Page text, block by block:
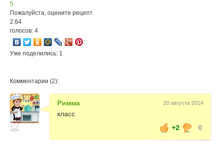
5
Пожалуйста, оцените рецепт
2.64
голосов: 4
Уже поделились: 1
Комментарии (2):
Римма 20 августа 2014
класс
+2
0